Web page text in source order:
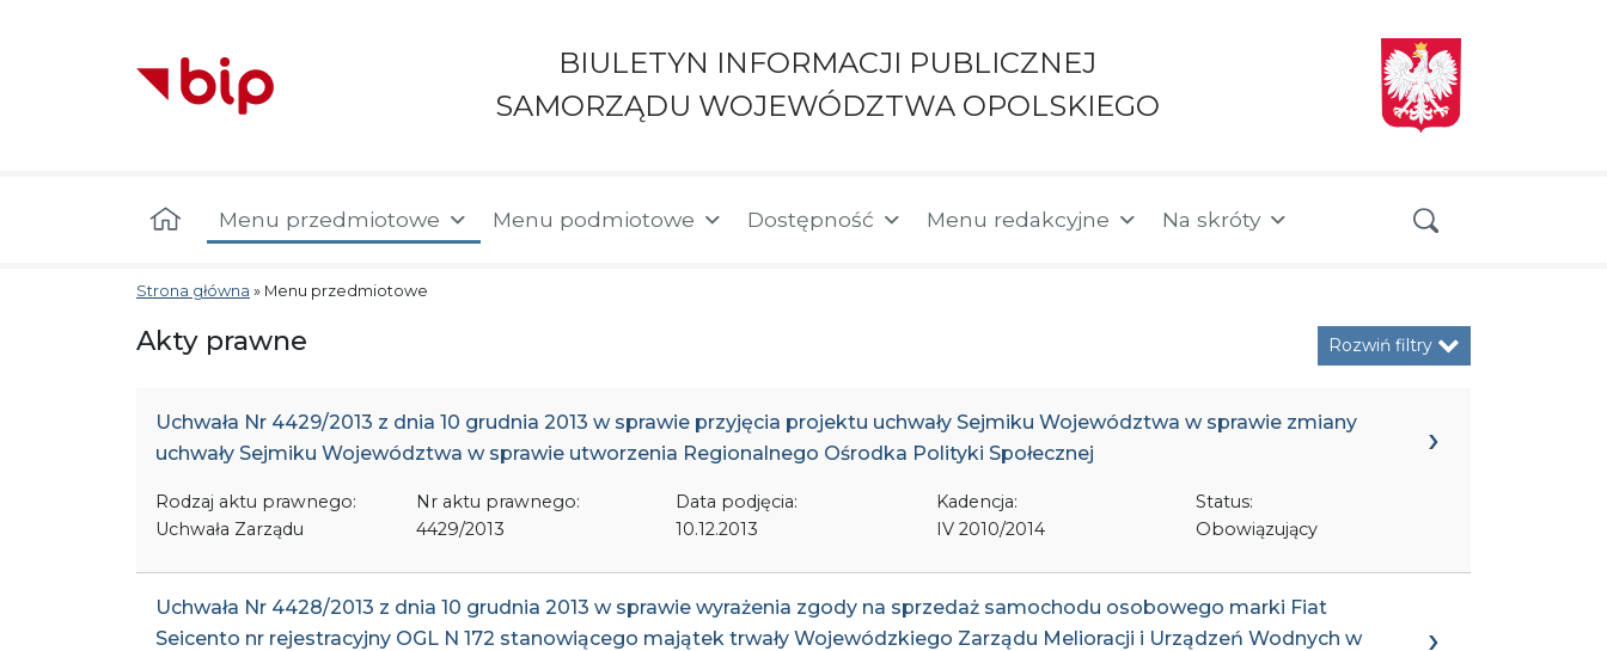
BIULETYN INFORMACJI PUBLICZNEJ
SAMORZĄDU WOJEWÓDZTWA OPOLSKIEGO
Menu przedmiotowe Menu podmiotowe Dostępność Menu redakcyjne Na skróty
Strona główna » Menu przedmiotowe
Akty prawne Rozwiń filtry
Uchwała Nr 4429/2013 z dnia 10 grudnia 2013 w sprawie przyjęcia projektu uchwały Sejmiku Województwa w sprawie zmiany
uchwały Sejmiku Województwa w sprawie utworzenia Regionalnego Ośrodka Polityki Społecznej
Rodzaj aktu prawnego:
Uchwała Zarządu
Nr aktu prawnego:
4429/2013
Data podjęcia:
10.12.2013
Kadencja:
IV 2010/2014
Status:
Obowiązujący
Uchwała Nr 4428/2013 z dnia 10 grudnia 2013 w sprawie wyrażenia zgody na sprzedaż samochodu osobowego marki Fiat
Seicento nr rejestracyjny OGL N 172 stanowiącego majątek trwały Wojewódzkiego Zarządu Melioracji i Urządzeń Wodnych w